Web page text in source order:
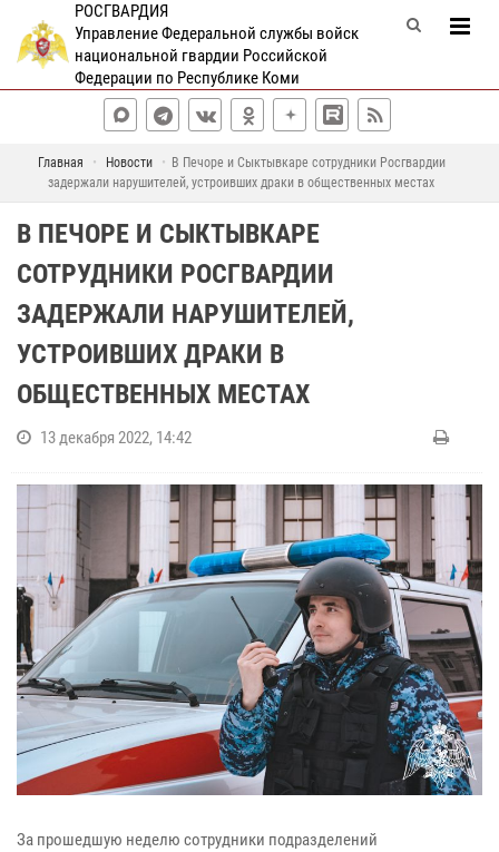
РОСГВАРДИЯ
Управление Федеральной службы войск
национальной гвардии Российской
Федерации по Республике Коми
Главная Новости
В Печоре и Сыктывкаре сотрудники Росгвардии
задержали нарушителей, устроивших драки в общественных местах
В ПЕЧОРЕ И СЫКТЫВКАРЕ
СОТРУДНИКИ РОСГВАРДИИ
ЗАДЕРЖАЛИ НАРУШИТЕЛЕЙ,
УСТРОИВШИХ ДРАКИ В
ОБЩЕСТВЕННЫХ МЕСТАХ
13 декабря 2022, 14:42
За прошедшую неделю сотрудники подразделений